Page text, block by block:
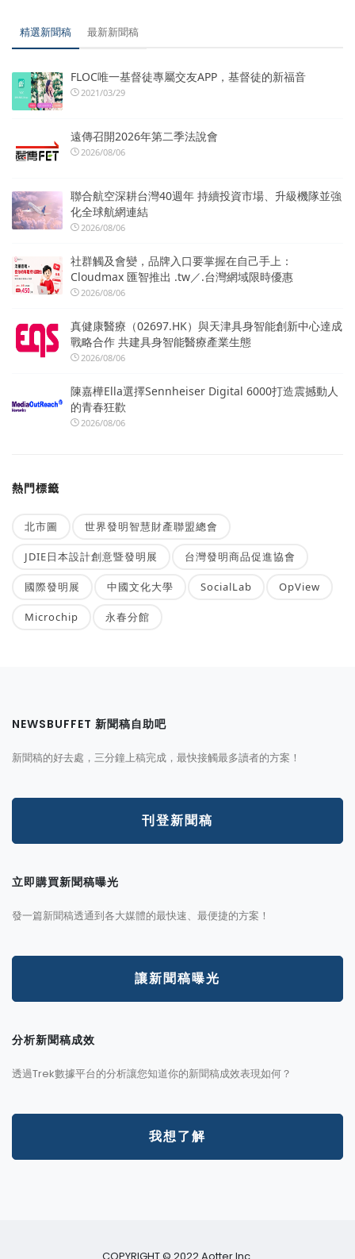
精選新聞稿 最新新聞稿
FLOC唯一基督徒專屬交友APP，基督徒的新福音
2021/03/29
遠傳召開2026年第二季法說會
2026/08/06
聯合航空深耕台灣40週年 持續投資市場、升級機隊並強
化全球航網連結
2026/08/06
社群觸及會變，品牌入口要掌握在自己手上：
Cloudmax 匯智推出 .tw／.台灣網域限時優惠
2026/08/06
真健康醫療（02697.HK）與天津具身智能創新中心達成
戰略合作 共建具身智能醫療產業生態
2026/08/06
陳嘉樺Ella選擇Sennheiser Digital 6000打造震撼動人
的青春狂歡
2026/08/06
熱門標籤
北市圖 世界發明智慧財產聯盟總會
JDIE日本設計創意暨發明展 台灣發明商品促進協會
國際發明展 中國文化大學 SocialLab OpView
Microchip 永春分館
NEWSBUFFET 新聞稿自助吧
新聞稿的好去處，三分鐘上稿完成，最快接觸最多讀者的方案！
刊登新聞稿
立即購買新聞稿曝光
發一篇新聞稿透通到各大媒體的最快速、最便捷的方案！
讓新聞稿曝光
分析新聞稿成效
透過Trek數據平台的分析讓您知道你的新聞稿成效表現如何？
我想了解